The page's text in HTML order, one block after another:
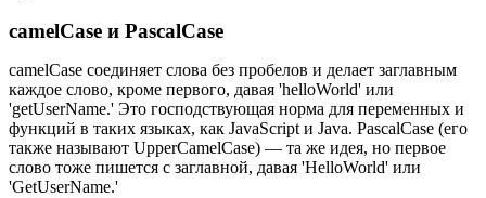
camelCase и PascalCase
camelCase соединяет слова без пробелов и делает заглавным
каждое слово, кроме первого, давая 'helloWorld' или
'getUserName.' Это господствующая норма для переменных и
функций в таких языках, как JavaScript и Java. PascalCase (его
также называют UpperCamelCase) — та же идея, но первое
слово тоже пишется с заглавной, давая 'HelloWorld' или
'GetUserName.'